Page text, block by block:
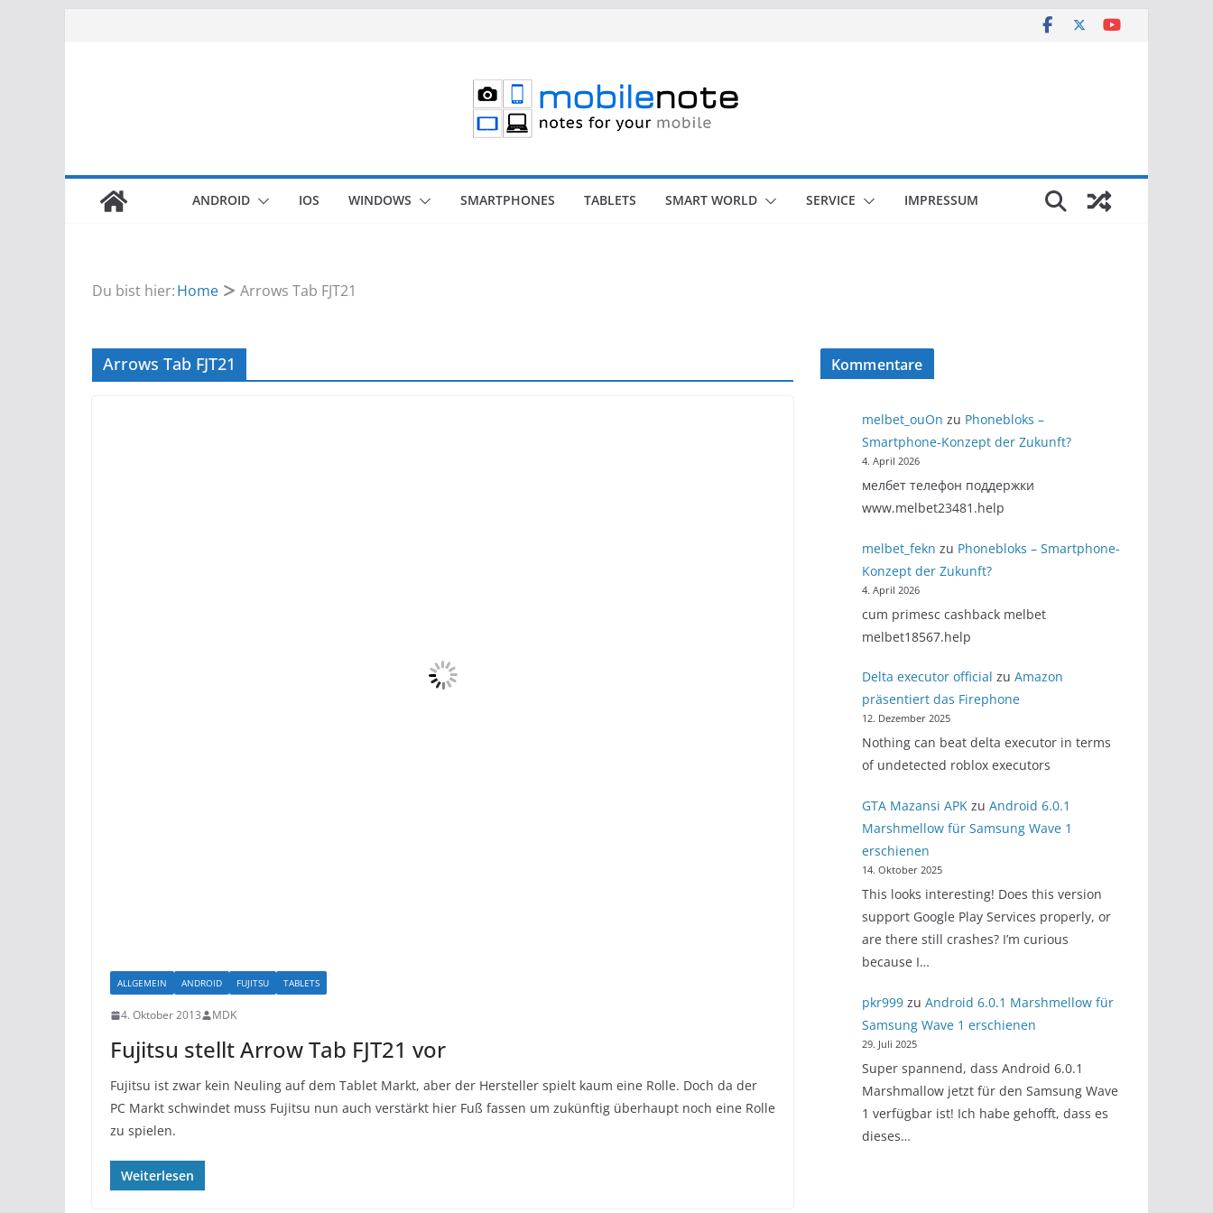
ANDROID IOS WINDOWS SMARTPHONES TABLETS SMART WORLD SERVICE IMPRESSUM
Du bist hier:Home Arrows Tab FJT21
Arrows Tab FJT21
ALLGEMEIN ANDROID FUJITSU TABLETS
4. Oktober 2013 MDK
Fujitsu stellt Arrow Tab FJT21 vor
Fujitsu ist zwar kein Neuling auf dem Tablet Markt, aber der Hersteller spielt kaum eine Rolle. Doch da der
PC Markt schwindet muss Fujitsu nun auch verstärkt hier Fuß fassen um zukünftig überhaupt noch eine Rolle
zu spielen.
Weiterlesen
Kommentare
melbet_ouOn zu Phonebloks –
Smartphone-Konzept der Zukunft?
4. April 2026
мелбет телефон поддержки
www.melbet23481.help
melbet_fekn zu Phonebloks – Smartphone-
Konzept der Zukunft?
4. April 2026
cum primesc cashback melbet
melbet18567.help
Delta executor official zu Amazon
präsentiert das Firephone
12. Dezember 2025
Nothing can beat delta executor in terms
of undetected roblox executors
GTA Mazansi APKzu Android 6.0.1
Marshmellow für Samsung Wave 1
erschienen
14. Oktober 2025
This looks interesting! Does this version
support Google Play Services properly, or
are there still crashes? I’m curious
because I…
pkr999zu Android 6.0.1 Marshmellow für
Samsung Wave 1 erschienen
29. Juli 2025
Super spannend, dass Android 6.0.1
Marshmallow jetzt für den Samsung Wave
1 verfügbar ist! Ich habe gehofft, dass es
dieses…